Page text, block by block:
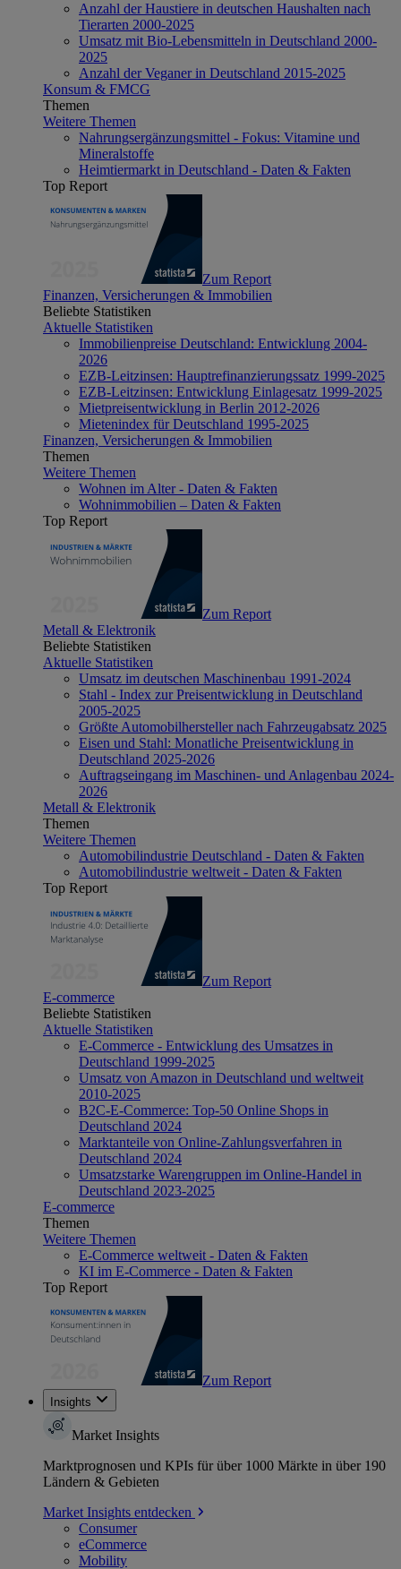
Anzahl der Haustiere in deutschen Haushalten nach
Tierarten 2000-2025
Umsatz mit Bio-Lebensmitteln in Deutschland 2000-
2025
Anzahl der Veganer in Deutschland 2015-2025
Konsum & FMCG
Themen
Weitere Themen
Nahrungsergänzungsmittel - Fokus: Vitamine und
Mineralstoffe
Heimtiermarkt in Deutschland - Daten & Fakten
Top Report
Zum Report
Finanzen, Versicherungen & Immobilien
Beliebte Statistiken
Aktuelle Statistiken
Immobilienpreise Deutschland: Entwicklung 2004-
2026
EZB-Leitzinsen: Hauptrefinanzierungssatz 1999-2025
EZB-Leitzinsen: Entwicklung Einlagesatz 1999-2025
Mietpreisentwicklung in Berlin 2012-2026
Mietenindex für Deutschland 1995-2025
Finanzen, Versicherungen & Immobilien
Themen
Weitere Themen
Wohnen im Alter - Daten & Fakten
Wohnimmobilien – Daten & Fakten
Top Report
Zum Report
Metall & Elektronik
Beliebte Statistiken
Aktuelle Statistiken
Umsatz im deutschen Maschinenbau 1991-2024
Stahl - Index zur Preisentwicklung in Deutschland
2005-2025
Größte Automobilhersteller nach Fahrzeugabsatz 2025
Eisen und Stahl: Monatliche Preisentwicklung in
Deutschland 2025-2026
Auftragseingang im Maschinen- und Anlagenbau 2024-
2026
Metall & Elektronik
Themen
Weitere Themen
Automobilindustrie Deutschland - Daten & Fakten
Automobilindustrie weltweit - Daten & Fakten
Top Report
Zum Report
E-commerce
Beliebte Statistiken
Aktuelle Statistiken
E-Commerce - Entwicklung des Umsatzes in
Deutschland 1999-2025
Umsatz von Amazon in Deutschland und weltweit
2010-2025
B2C-E-Commerce: Top-50 Online Shops in
Deutschland 2024
Marktanteile von Online-Zahlungsverfahren in
Deutschland 2024
Umsatzstarke Warengruppen im Online-Handel in
Deutschland 2023-2025
E-commerce
Themen
Weitere Themen
E-Commerce weltweit - Daten & Fakten
KI im E-Commerce - Daten & Fakten
Top Report
Zum Report
Insights
Market Insights
Marktprognosen und KPIs für über 1000 Märkte in über 190
Ländern & Gebieten
Market Insights entdecken
Consumer
eCommerce
Mobility